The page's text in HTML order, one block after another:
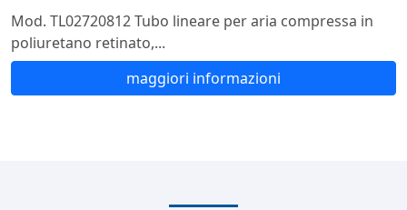
Mod. TL02720812 Tubo lineare per aria compressa in
poliuretano retinato,...
maggiori informazioni